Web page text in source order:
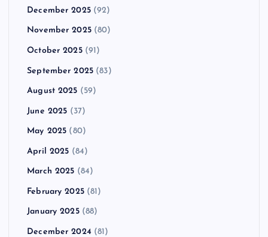
December 2025(92)
November 2025(80)
October 2025(91)
September 2025 (83)
August 2025 (59)
June 2025 (37)
May 2025 (80)
April 2025 (84)
March 2025 (84)
February 2025(81)
January 2025(88)
December 2024 (81)